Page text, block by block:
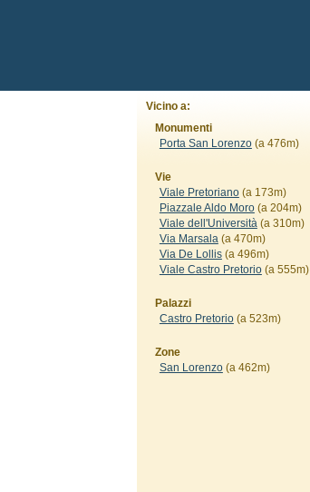
Vicino a:
Monumenti
Porta San Lorenzo(a 476m)
Vie
Viale Pretoriano(a 173m)
Piazzale Aldo Moro(a 204m)
Viale dell'Università(a 310m)
Via Marsala(a 470m)
Via De Lollis(a 496m)
Viale Castro Pretorio(a 555m)
Palazzi
Castro Pretorio(a 523m)
Zone
San Lorenzo(a 462m)